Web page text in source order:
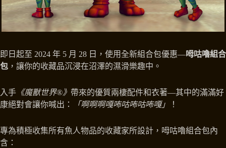
即日起至 2024 年 5 月 28 日，使用全新組合包優惠—呣咕嚕組合
包 ，讓你的收藏品沉浸在沼澤的濕滑樂趣中。
入手 《魔獸世界®》 帶來的優質兩棲配件和衣著—其中的滿滿好
康絕對會讓你喊出：
「啊啊啊嘎咘咕咘咕咘嘎」 ！
專為積極收集所有魚人物品的收藏家所設計，呣咕嚕組合包內
含：